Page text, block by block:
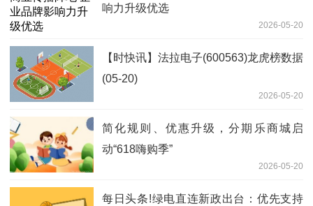
响力升级优选
2026-05-20
【时快讯】法拉电子(600563)龙虎榜数据
(05-20)
2026-05-20
简化规则、优惠升级，分期乐商城启
动“618嗨购季”
2026-05-20
每日头条!绿电直连新政出台：优先支持